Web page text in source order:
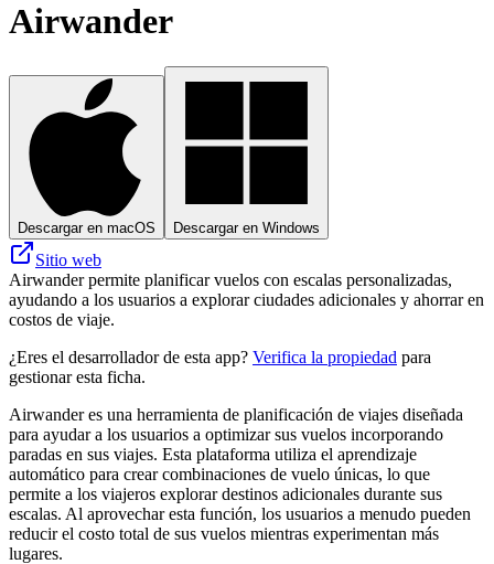
Airwander
Descargar en macOS Descargar en Windows
Sitio web
Airwander permite planificar vuelos con escalas personalizadas,
ayudando a los usuarios a explorar ciudades adicionales y ahorrar en
costos de viaje.
¿Eres el desarrollador de esta app? Verifica la propiedad para
gestionar esta ficha.
Airwander es una herramienta de planificación de viajes diseñada
para ayudar a los usuarios a optimizar sus vuelos incorporando
paradas en sus viajes. Esta plataforma utiliza el aprendizaje
automático para crear combinaciones de vuelo únicas, lo que
permite a los viajeros explorar destinos adicionales durante sus
escalas. Al aprovechar esta función, los usuarios a menudo pueden
reducir el costo total de sus vuelos mientras experimentan más
lugares.